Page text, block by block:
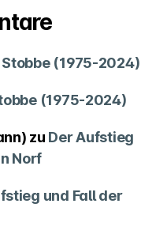
(1975-2024)
(1975-2024)
zu Der Aufstieg
Norf
und Fall der